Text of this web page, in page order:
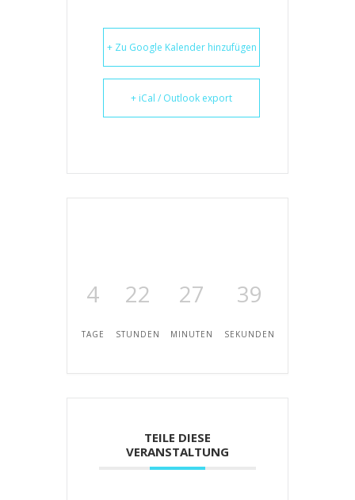
+ Zu Google Kalender hinzufügen
+ iCal / Outlook export
4
TAGE
22
STUNDEN
27
MINUTEN
39
SEKUNDEN
TEILE DIESE
VERANSTALTUNG